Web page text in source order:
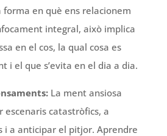
forma en què ens relacionem
integral, això implica
en el cos, la qual cosa es
i el que s’evita en el dia a dia.
La ment ansiosa
catastròfics, a
i a anticipar el pitjor. Aprendre